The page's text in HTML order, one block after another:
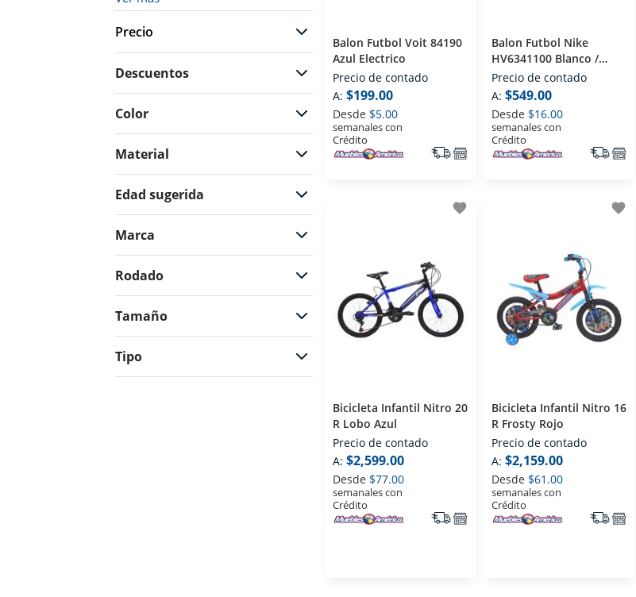
Precio
$24 $6499
Descuentos
Color
Material
Edad sugerida
Marca
Rodado
Tamaño
Tipo
Balon Futbol Voit 84190
Azul Electrico
Precio de contado
A: $199.00
Desde $5.00
semanales con
Crédito
Balon Futbol Nike
HV6341100 Blanco /
Negro
Precio de contado
A: $549.00
Desde $16.00
semanales con
Crédito
favorite
Bicicleta Infantil Nitro 20
R Lobo Azul
Precio de contado
A: $2,599.00
Desde $77.00
semanales con
Crédito
favorite
Bicicleta Infantil Nitro 16
R Frosty Rojo
Precio de contado
A: $2,159.00
Desde $61.00
semanales con
Crédito